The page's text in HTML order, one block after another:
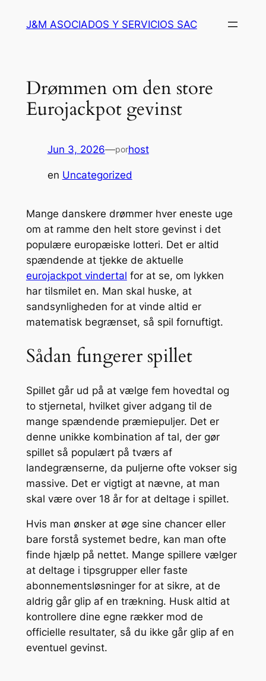
J&M ASOCIADOS Y SERVICIOS SAC
Drømmen om den store
Eurojackpot gevinst
Jun 3, 2026—porhost
en Uncategorized
Mange danskere drømmer hver eneste uge
om at ramme den helt store gevinst i det
populære europæiske lotteri. Det er altid
spændende at tjekke de aktuelle
eurojackpot vindertal for at se, om lykken
har tilsmilet en. Man skal huske, at
sandsynligheden for at vinde altid er
matematisk begrænset, så spil fornuftigt.
Sådan fungerer spillet
Spillet går ud på at vælge fem hovedtal og
to stjernetal, hvilket giver adgang til de
mange spændende præmiepuljer. Det er
denne unikke kombination af tal, der gør
spillet så populært på tværs af
landegrænserne, da puljerne ofte vokser sig
massive. Det er vigtigt at nævne, at man
skal være over 18 år for at deltage i spillet.
Hvis man ønsker at øge sine chancer eller
bare forstå systemet bedre, kan man ofte
finde hjælp på nettet. Mange spillere vælger
at deltage i tipsgrupper eller faste
abonnementsløsninger for at sikre, at de
aldrig går glip af en trækning. Husk altid at
kontrollere dine egne rækker mod de
officielle resultater, så du ikke går glip af en
eventuel gevinst.